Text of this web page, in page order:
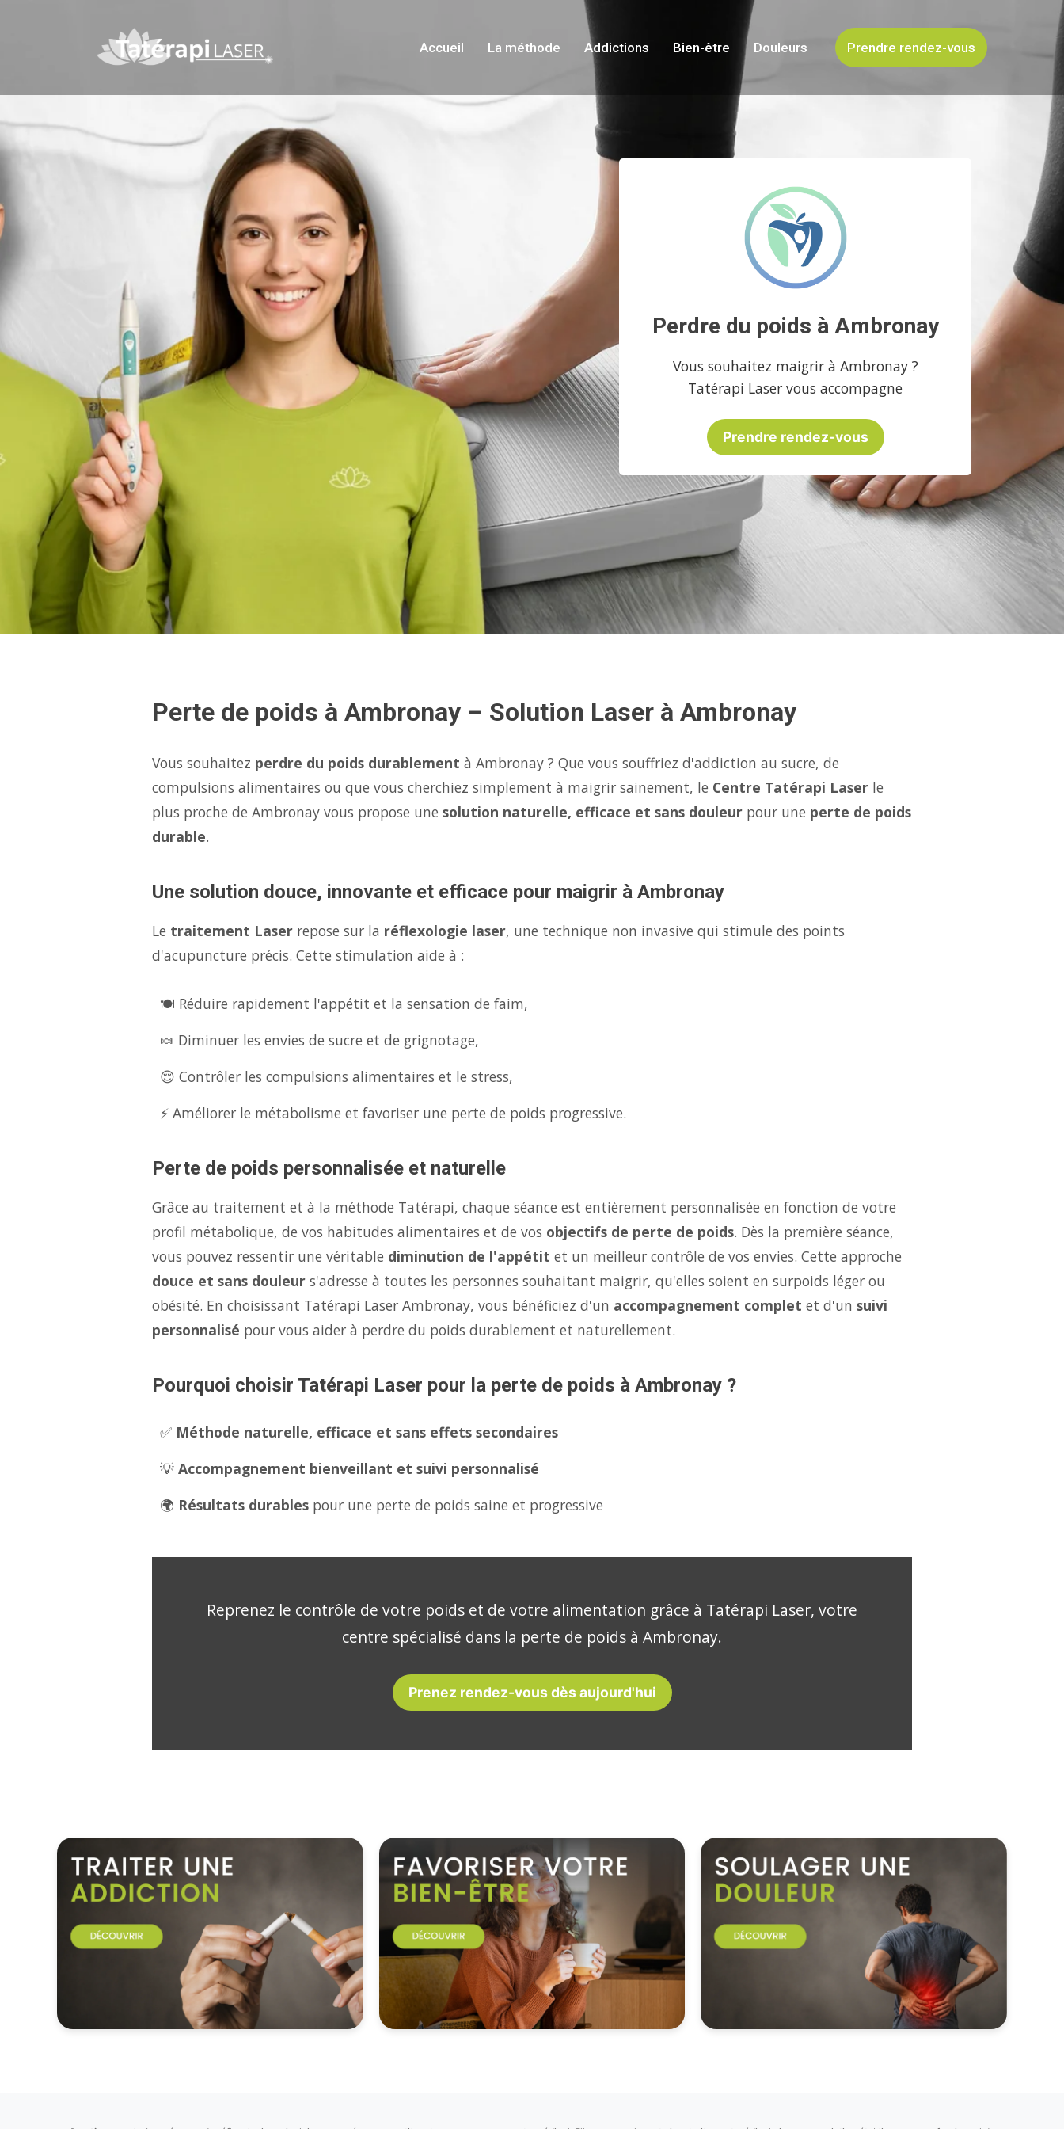
Accueil La méthode Addictions Bien-être Douleurs Prendre rendez-vous
Perdre du poids à Ambronay
Vous souhaitez maigrir à Ambronay ?
Tatérapi Laser vous accompagne
Prendre rendez-vous
Perte de poids à Ambronay – Solution Laser à Ambronay
Vous souhaitez perdre du poids durablement à Ambronay ? Que vous souffriez d'addiction au sucre, de
compulsions alimentaires ou que vous cherchiez simplement à maigrir sainement, le Centre Tatérapi Laser le
plus proche de Ambronay vous propose une solution naturelle, efficace et sans douleur pour une perte de poids
durable.
Une solution douce, innovante et efficace pour maigrir à Ambronay
Le traitement Laser repose sur la réflexologie laser, une technique non invasive qui stimule des points
d'acupuncture précis. Cette stimulation aide à :
🍽️ Réduire rapidement l'appétit et la sensation de faim,
🍬 Diminuer les envies de sucre et de grignotage,
😌 Contrôler les compulsions alimentaires et le stress,
⚡ Améliorer le métabolisme et favoriser une perte de poids progressive.
Perte de poids personnalisée et naturelle
Grâce au traitement et à la méthode Tatérapi, chaque séance est entièrement personnalisée en fonction de votre
profil métabolique, de vos habitudes alimentaires et de vos objectifs de perte de poids. Dès la première séance,
vous pouvez ressentir une véritable diminution de l'appétit et un meilleur contrôle de vos envies. Cette approche
douce et sans douleur s'adresse à toutes les personnes souhaitant maigrir, qu'elles soient en surpoids léger ou
obésité. En choisissant Tatérapi Laser Ambronay, vous bénéficiez d'un accompagnement complet et d'un suivi
personnalisé pour vous aider à perdre du poids durablement et naturellement.
Pourquoi choisir Tatérapi Laser pour la perte de poids à Ambronay ?
✅ Méthode naturelle, efficace et sans effets secondaires
💡 Accompagnement bienveillant et suivi personnalisé
🌍 Résultats durables pour une perte de poids saine et progressive
Reprenez le contrôle de votre poids et de votre alimentation grâce à Tatérapi Laser, votre
centre spécialisé dans la perte de poids à Ambronay.
Prenez rendez-vous dès aujourd'hui